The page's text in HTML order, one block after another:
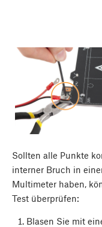
Sollten alle Punkte
interner Bruch in
Multimeter haben,
Test überprüfen:
Blasen Sie mit